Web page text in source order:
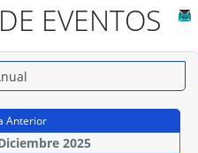
EVENTOS
Anterior
2025